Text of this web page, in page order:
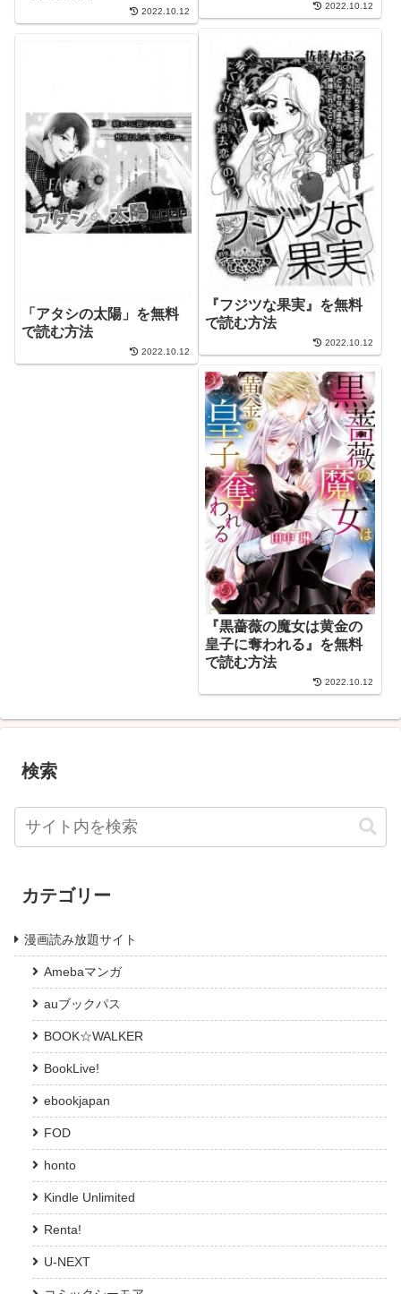
2022.10.12
2022.10.12
『フジツな果実』を無料
で読む方法
2022.10.12
「アタシの太陽」を無料
で読む方法
2022.10.12
『黒薔薇の魔女は黄金の
皇子に奪われる』を無料
で読む方法
2022.10.12
検索
カテゴリー
漫画読み放題サイト
Amebaマンガ
auブックパス
BOOK☆WALKER
BookLive!
ebookjapan
FOD
honto
Kindle Unlimited
Renta!
U-NEXT